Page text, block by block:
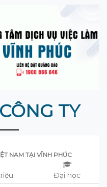
TY
NAM TẠI VĨNH PHÚC
Đại học